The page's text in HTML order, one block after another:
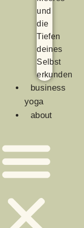
und
die
Tiefen
deines
Selbst
erkunden
business
yoga
about